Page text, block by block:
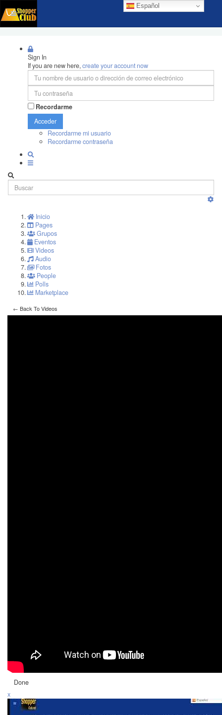
Español
Sign In
If you are new here,create your account now
Recordarme
Acceder
Recordarme mi usuario
Recordarme contraseña
Inicio
Pages
Grupos
Eventos
Videos
Audio
Fotos
People
Polls
Marketplace
← Back To Videos
Done
x